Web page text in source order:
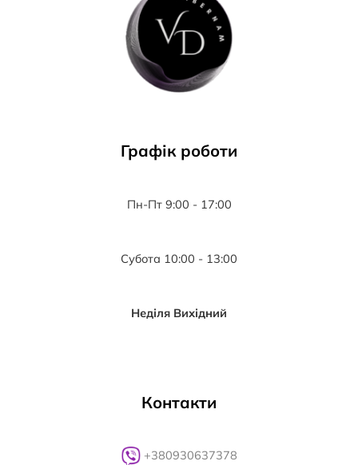
Графік роботи
Пн-Пт 9:00 - 17:00
Субота 10:00 - 13:00
Неділя Вихідний
Контакти
+380930637378